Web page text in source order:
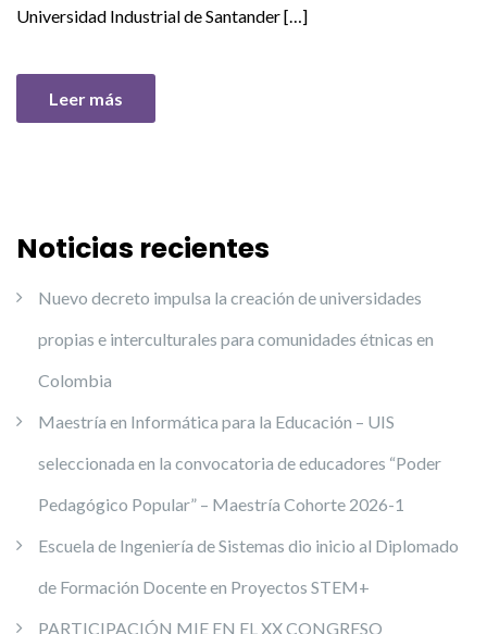
Universidad Industrial de Santander […]
Leer más
Noticias recientes
Nuevo decreto impulsa la creación de universidades
propias e interculturales para comunidades étnicas en
Colombia
Maestría en Informática para la Educación – UIS
seleccionada en la convocatoria de educadores “Poder
Pedagógico Popular” – Maestría Cohorte 2026-1
Escuela de Ingeniería de Sistemas dio inicio al Diplomado
de Formación Docente en Proyectos STEM+
PARTICIPACIÓN MIE EN EL XX CONGRESO